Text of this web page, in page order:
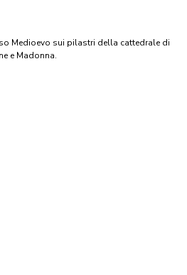
Medioevo sui pilastri della cattedrale di
e Madonna.